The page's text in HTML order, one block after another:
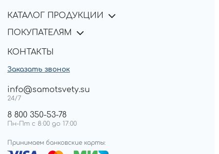
КАТАЛОГ ПРОДУКЦИИ
ПОКУПАТЕЛЯМ
КОНТАКТЫ
Заказать звонок
info@samotsvety.su
24/7
8 800 350-53-78
Пн-Пт с 8:00 до 17:00
Принимаем банковские карты: